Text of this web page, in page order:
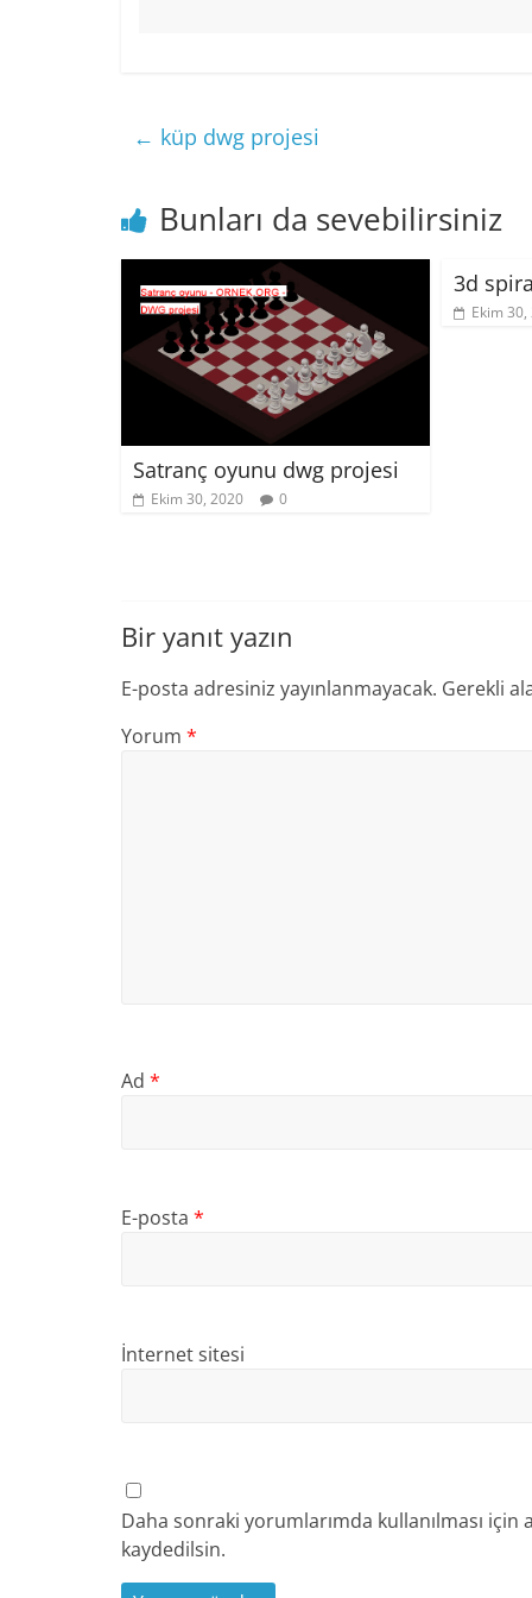
← küp dwg projesi
Bunları da sevebilirsiniz
Satranç oyunu dwg projesi
Ekim 30, 2020 0
3d
Ekim
Bir yanıt yazın
E-posta adresiniz yayınlanmayacak. Gerekli
Yorum *
Ad *
E-posta *
İnternet sitesi
Daha sonraki yorumlarımda kullanılması için
kaydedilsin.